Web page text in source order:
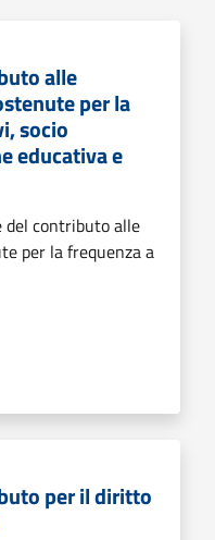
alle
per la
socio
educativa e
del contributo alle
per la frequenza a
per il diritto